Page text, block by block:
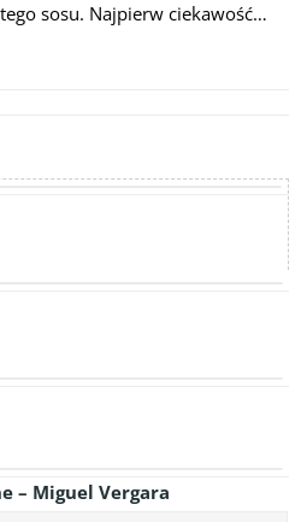
sosu. Najpierw ciekawość…
– Miguel Vergara